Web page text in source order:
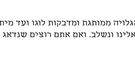
ממותגת ומדבקות לוגו ועד
ונשלב. ואם אתם רוצים